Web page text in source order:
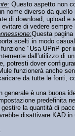
Questo aspetto non
nome diverso da
di download, upload
evitare di vedere
Questa
scelti in modo
"Usa UPnP per
dall'utilizzo di
potresti dover
funzionerà anche
da tutte le fonti,
generale è una buona
predefinita
gestire la quantità di
disattivare KAD in